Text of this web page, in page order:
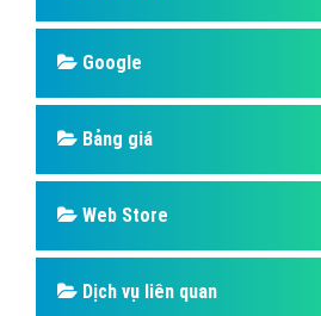
Google
Bảng giá
Web Store
Dịch vụ liên quan